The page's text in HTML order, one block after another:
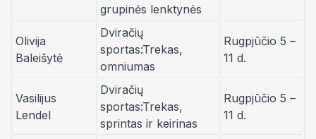
grupinės lenktynės
Olivija
Baleišytė
Dviračių
sportas:Trekas,
omniumas
Rugpjūčio 5 –
11 d.
Vasilijus
Lendel
Dviračių
sportas:Trekas,
sprintas ir keirinas
Rugpjūčio 5 –
11 d.